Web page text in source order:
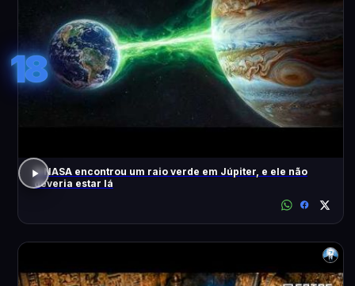
18
A NASA encontrou um raio verde em Júpiter, e ele não
deveria estar lá